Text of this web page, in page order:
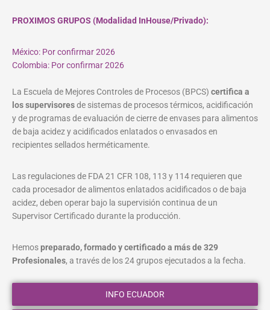
PROXIMOS GRUPOS (Modalidad InHouse/Privado):
México: Por confirmar 2026
Colombia: Por confirmar 2026
La Escuela de Mejores Controles de Procesos (BPCS) certifica a
los supervisoresde sistemas de procesos térmicos, acidificación
y de programas de evaluación de cierre de envases para alimentos
de baja acidez y acidificados enlatados o envasados en
recipientes sellados herméticamente.
Las regulaciones de FDA 21 CFR 108, 113 y 114 requieren que
cada procesador de alimentos enlatados acidificados o de baja
acidez, deben operar bajo la supervisión continua de un
Supervisor Certificado durante la producción.
Hemospreparado, formado y certificado a más de 329
Profesionales, a través de los 24 grupos ejecutados a la fecha.
INFO ECUADOR